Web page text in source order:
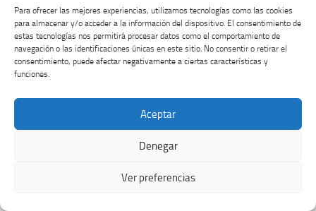
Para ofrecer las mejores experiencias, utilizamos tecnologías como las cookies
para almacenar y/o acceder a la información del dispositivo. El consentimiento de
estas tecnologías nos permitirá procesar datos como el comportamiento de
navegación o las identificaciones únicas en este sitio. No consentir o retirar el
consentimiento, puede afectar negativamente a ciertas características y
funciones.
Aceptar
Denegar
Ver preferencias
Tamara Živković
The Netherlands
The Roop
Theo Evans
Tommy Cash
Turkey